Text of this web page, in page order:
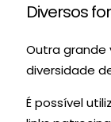
Diversos
Outra
diversidade
É possível